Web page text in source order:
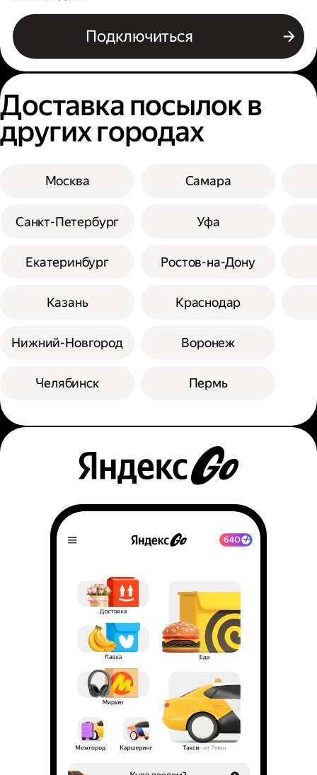
Подключиться
Доставка посылок в
других городах
Москва
Санкт-Петербург
Екатеринбург
Казань
Нижний-Новгород
Челябинск
Самара
Уфа
Ростов-на-Дону
Краснодар
Воронеж
Пермь